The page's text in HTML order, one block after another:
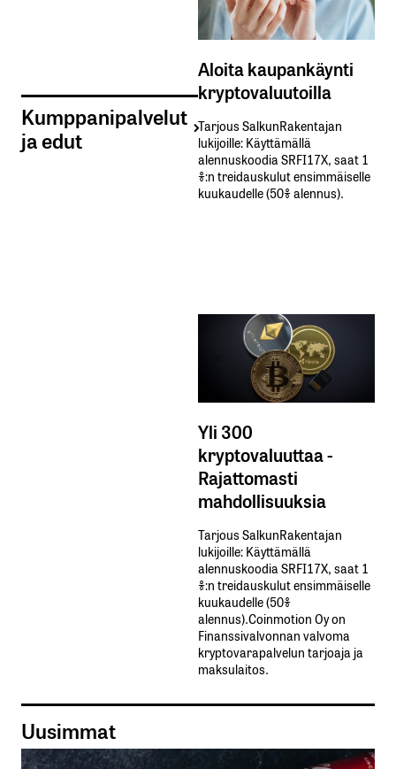
Kumppanipalvelut
ja edut
Aloita kaupankäynti
kryptovaluutoilla
Tarjous SalkunRakentajan
lukijoille: Käyttämällä​ ​
alennuskoodia​ ​SRFI17X,​ ​saat​ ​1
%:n treidauskulut​ ​ensimmäiselle​ ​
kuukaudelle​ ​(50%​ ​alennus).
Yli 300
kryptovaluuttaa -
Rajattomasti
mahdollisuuksia
Tarjous SalkunRakentajan
lukijoille: Käyttämällä​ ​
alennuskoodia​ ​SRFI17X,​ ​saat​ ​1
%:n treidauskulut​ ​ensimmäiselle​ ​
kuukaudelle​ ​(50%​ ​
alennus).Coinmotion Oy on
Finanssivalvonnan valvoma
kryptovarapalvelun tarjoaja ja
maksulaitos.
Uusimmat